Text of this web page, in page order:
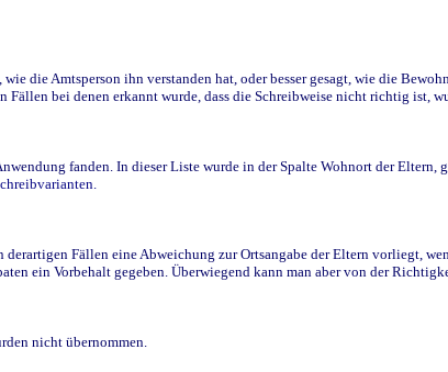
die Amtsperson ihn verstanden hat, oder besser gesagt, wie die
bei denen erkannt wurde, dass die Schreibweise nicht richtig ist,
fanden. In dieser Liste wurde in der Spalte Wohnort der Eltern,
Fällen eine Abweichung zur Ortsangabe der Eltern vorliegt,
ein Vorbehalt gegeben. Überwiegend kann man aber von der
nicht übernommen.